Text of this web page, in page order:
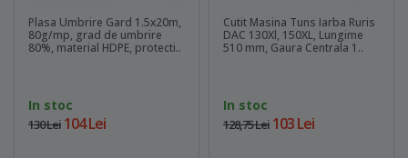
Plasa Umbrire Gard 1.5x20m,
80g/mp, grad de umbrire
80%, material HDPE, protecti..
In stoc
130 Lei 104 Lei
Cutit Masina Tuns Iarba Ruris
DAC 130Xl, 150XL, Lungime
510 mm, Gaura Centrala 1..
In stoc
128,75 Lei 103 Lei